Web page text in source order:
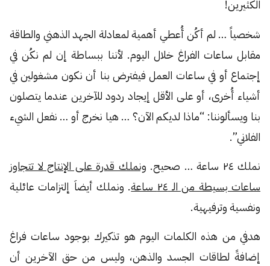
الكثيرين!
شخصياً … لم أكُن أُعطي أهمية لمعادلة الجهد الذهني والطاقة
مقابل ساعات الفراغ خلال اليوم. لأننا ببساطة إن لم نكُن في
إجتماع أو في ساعات العمل فيفترض بنا أن نكون مشغولين في
أشياء أُخرى، أو على الأقل إيجاد ردود للآخرين عندما يتصلون
بنا ويسألوننا: “ماذا لديكم الآن؟ … هيا نخرج أو … نفعل الشيء
الفلاني”.
نملك ٢٤ ساعة … صحيح.
ونملك قدرة على الإنتاج لا تتجاوز
ساعات بسيطة من الـ ٢٤ ساعة
. ونملك أيضاَ إلتزامات عائلية
ونفسية وترفيهية.
هدفي من هذه الكلمات اليوم هو تذكيرك بوجود ساعات فراغ
إضافةً لطاقات الجسد والذهن، وليس من حق الآخرين أن